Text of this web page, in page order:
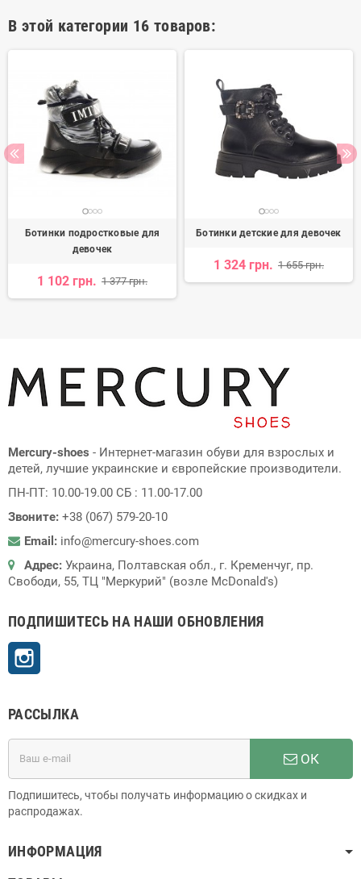
В этой категории 16 товаров:
Ботинки подростковые для
девочек
1 102 грн. 1 377 грн.
Ботинки детские для девочек
1 324 грн. 1 655 грн.
Mercury-shoes - Интернет-магазин обуви для взрослых и
детей, лучшие украинские и європейские производители.
ПН-ПТ: 10.00-19.00 СБ : 11.00-17.00
Звоните: +38 (067) 579-20-10
Email: info@mercury-shoes.com
Адрес: Украина, Полтавская обл., г. Кременчуг, пр.
Свободи, 55, ТЦ "Меркурий" (возле McDonald's)
ПОДПИШИТЕСЬ НА НАШИ ОБНОВЛЕНИЯ
РАССЫЛКА
ОК
Подпишитесь, чтобы получать информацию о скидках и
распродажах.
ИНФОРМАЦИЯ